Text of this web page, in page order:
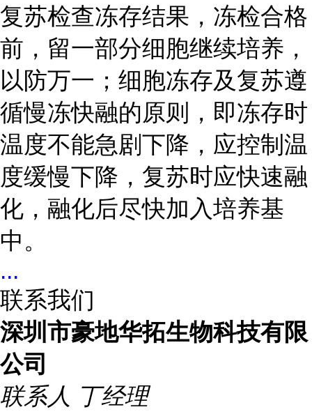
复苏检查冻存结果，冻检合格
前，留一部分细胞继续培养，
以防万一；细胞冻存及复苏遵
循慢冻快融的原则，即冻存时
温度不能急剧下降，应控制温
度缓慢下降，复苏时应快速融
化，融化后尽快加入培养基
中。
...
联系我们
深圳市豪地华拓生物科技有限
公司
联系人 丁经理